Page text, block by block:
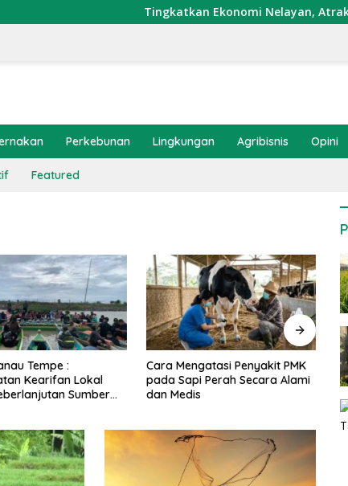
Tingkatkan Ekonomi Nelayan, Atraktor
Perkebunan Lingkungan Agribisnis Opini
Featured
Penyakit PMK
Perah Secara Alami
Dosis dan Cara Pemupukan
Tanaman Padi pada Fase
Vegetatif Aktif yang Tepat